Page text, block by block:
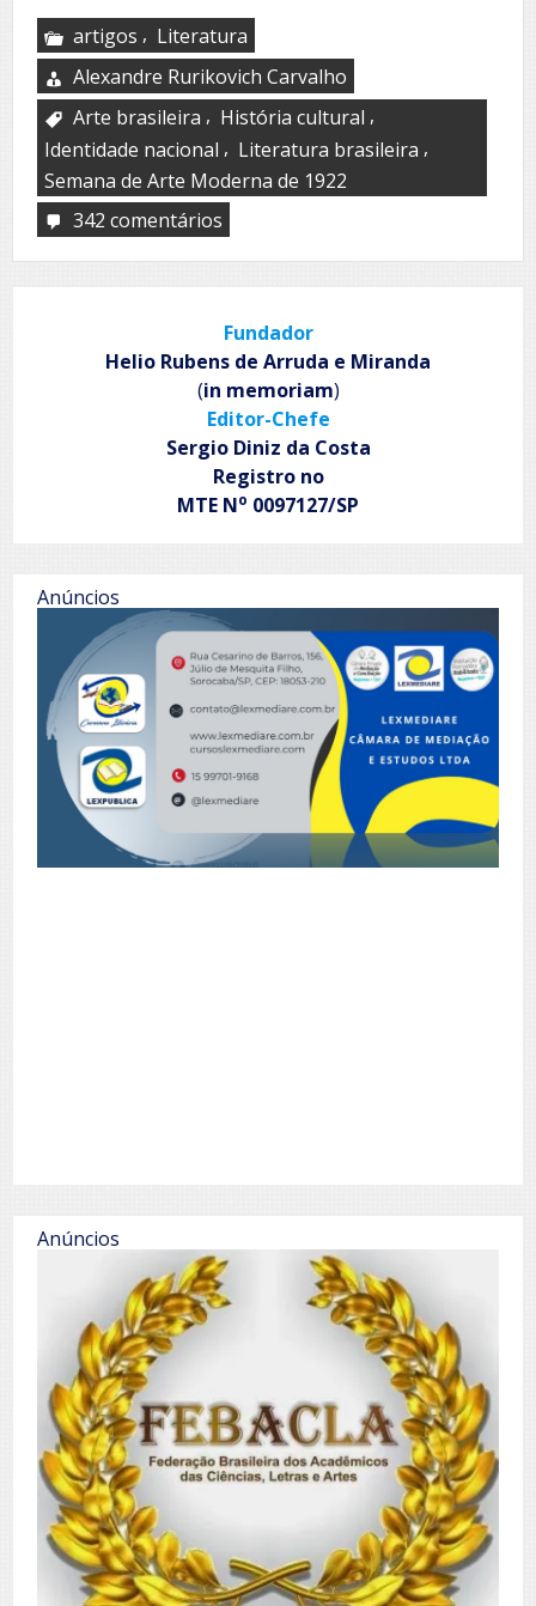
artigos , Literatura
Alexandre Rurikovich Carvalho
Arte brasileira , História cultural ,
Identidade nacional , Literatura brasileira ,
Semana de Arte Moderna de 1922
342 comentários
de
literatura
de
grande
repercussão
no
Brasil
Fundador
Helio Rubens de Arruda e Miranda
(in memoriam)
Editor-Chefe
Sergio Diniz da Costa
Registro no
MTE No 0097127/SP
Anúncios
Anúncios